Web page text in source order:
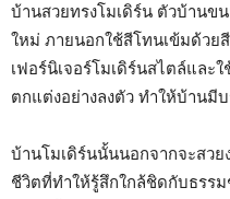
บ้านสวยทรงโมเดิร์น ตัวบ้านข
ใหม่ ภายนอกใช้สีโทนเข้มด้วย
เฟอร์นิเจอร์โมเดิร์นสไตล์และ
ตกแต่งอย่างลงตัว ทำให้บ้านมี
บ้านโมเดิร์นนั้นนอกจากจะสว
ชีวิตที่ทำให้รู้สึกใกล้ชิดกับธรร